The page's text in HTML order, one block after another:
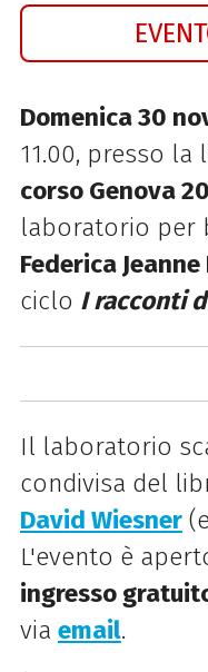
Domenica 30
11.00, presso la
corso Genova 20
laboratorio per
Federica Jeanne
ciclo I racconti
Il laboratorio
condivisa del
David Wiesner
L'evento è
ingresso
via email.